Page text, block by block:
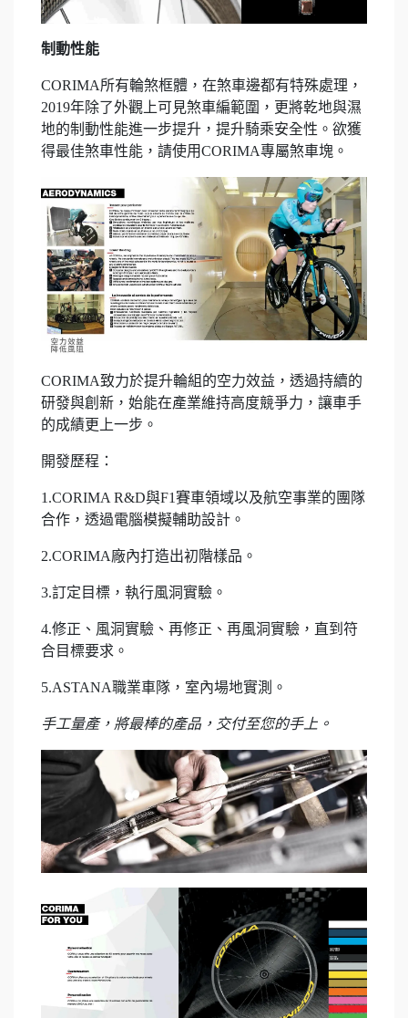
制動性能
CORIMA所有輪煞框體，在煞車邊都有特殊處理，
2019年除了外觀上可見煞車編範圍，更將乾地與濕
地的制動性能進一步提升，提升騎乘安全性。欲獲
得最佳煞車性能，請使用CORIMA專屬煞車塊。
CORIMA致力於提升輪組的空力效益，透過持續的
研發與創新，始能在產業維持高度競爭力，讓車手
的成績更上一步。
開發歷程：
1.CORIMA R&D與F1賽車領域以及航空事業的團隊
合作，透過電腦模擬輔助設計。
2.CORIMA廠內打造出初階樣品。
3.訂定目標，執行風洞實驗。
4.修正、風洞實驗、再修正、再風洞實驗，直到符
合目標要求。
5.ASTANA職業車隊，室內場地實測。
手工量產，將最棒的產品，交付至您的手上。